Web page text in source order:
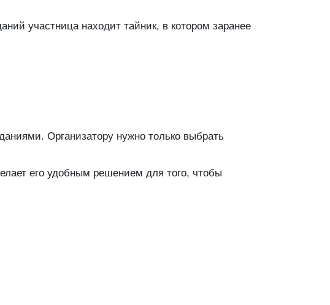
участница находит тайник, в котором заранее
Организатору нужно только выбрать
его удобным решением для того, чтобы